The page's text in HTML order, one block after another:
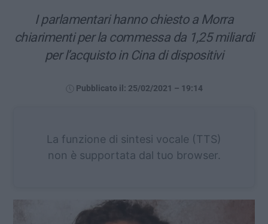
I parlamentari hanno chiesto a Morra
chiarimenti per la commessa da 1,25 miliardi
per l’acquisto in Cina di dispositivi
Pubblicato il: 25/02/2021 – 19:14
La funzione di sintesi vocale (TTS)
non è supportata dal tuo browser.